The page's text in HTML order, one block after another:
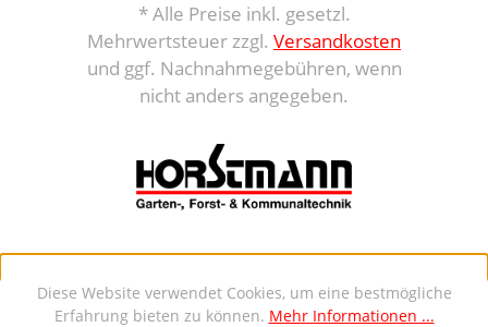
* Alle Preise inkl. gesetzl.
Mehrwertsteuer zzgl. Versandkosten
und ggf. Nachnahmegebühren, wenn
nicht anders angegeben.
Diese Website verwendet Cookies, um eine bestmögliche
Erfahrung bieten zu können. Mehr Informationen ...